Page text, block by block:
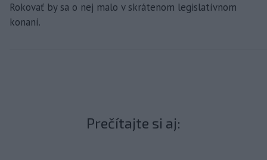
Rokovať by sa o nej malo v skrátenom legislatívnom
konaní.
Prečítajte si aj: